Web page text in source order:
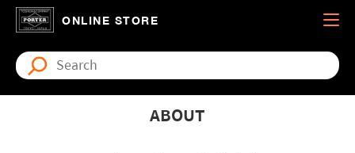
ONLINE STORE
ABOUT